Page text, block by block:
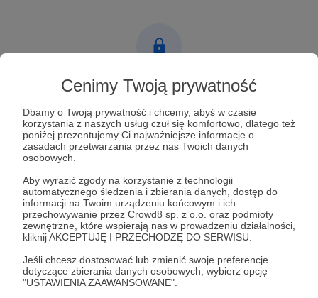
Cenimy Twoją prywatność
Dbamy o Twoją prywatność i chcemy, abyś w czasie
korzystania z naszych usług czuł się komfortowo, dlatego też
poniżej prezentujemy Ci najważniejsze informacje o
zasadach przetwarzania przez nas Twoich danych
osobowych.
Aby wyrazić zgody na korzystanie z technologii
automatycznego śledzenia i zbierania danych, dostęp do
informacji na Twoim urządzeniu końcowym i ich
przechowywanie przez Crowd8 sp. z o.o. oraz podmioty
zewnętrzne, które wspierają nas w prowadzeniu działalności,
kliknij AKCEPTUJĘ I PRZECHODZĘ DO SERWISU.
Jeśli chcesz dostosować lub zmienić swoje preferencje
dotyczące zbierania danych osobowych, wybierz opcję
"USTAWIENIA ZAAWANSOWANE".
Post dostępny tylko dla Patronów
Aby zobaczyć ten materiał musisz być zalogowany
Zaloguj się
Udostępnij